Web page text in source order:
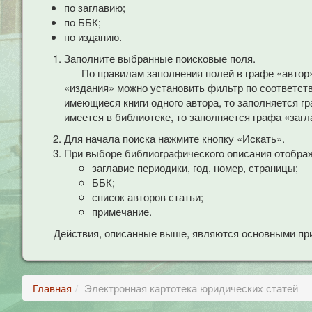
по заглавию;
по ББК;
по изданию.
Заполните выбранные поисковые поля.
По правилам заполнения полей в графе
«издания» можно установить фильтр по
имеющиеся книги одного автора, то заполняется
имеется в библиотеке, то заполняется графа
Для начала поиска нажмите кнопку «Искать».
При выборе библиографического описания
заглавие периодики, год, номер, страницы;
ББК;
список авторов статьи;
примечание.
Действия, описанные выше, являются основными
Главная Электронная картотека юридических статей